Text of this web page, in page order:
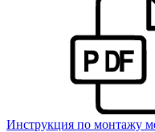
Инструкция по монтажу